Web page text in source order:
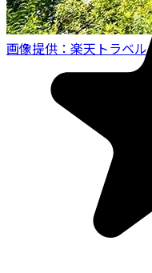
画像提供：楽天トラベル